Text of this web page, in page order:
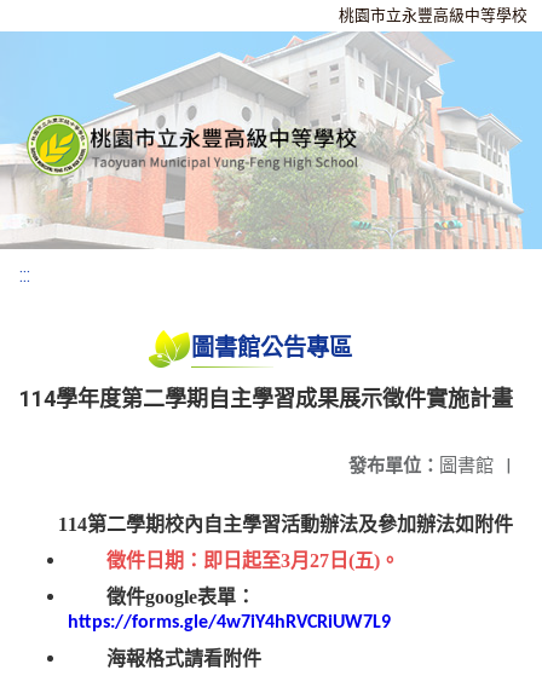
桃園市立永豐高級中等學校
:::
圖書館公告專區
114學年度第二學期自主學習成果展示徵件實施計畫
發布單位： 圖書館 |
114第二學期校內 自主學習活動辦法及參加辦法如附件
徵件日期：即日起至3月 27 日 (五) 。
徵件google表單：
https://forms.gle/4w7iY4hRVCRiUW7L9
海報格式請看附件